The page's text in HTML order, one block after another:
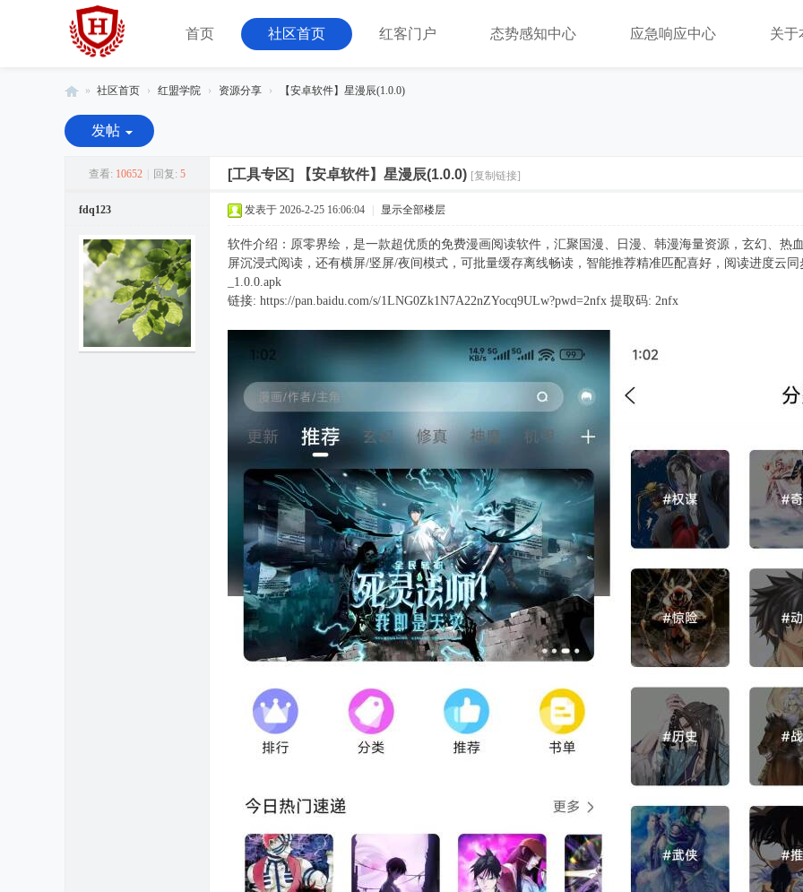
首页 社区首页 红客门户 态势感知中心 应急响应中心 关于
红
客
» 社区首页 › 红盟学院 › 资源分享 › 【安卓软件】星漫辰(1.0.0)
发帖
查看: 10652 回复: 5 [工具专区] 【安卓软件】星漫辰(1.0.0) [复制链接]
fdq123 发表于 2026-2-25 16:06:04 显示全部楼层
软件介绍：原零界绘，是一款超优质的免费漫画阅读软件，汇聚国漫、日漫、韩漫海量资源，玄幻、热
屏沉浸式阅读，还有横屏/竖屏/夜间模式，可批量缓存离线畅读，智能推荐精准匹配喜好，阅读进度云
_1.0.0.apk
链接: https://pan.baidu.com/s/1LNG0Zk1N7A22nZYocq9ULw?pwd=2nfx 提取码: 2nfx